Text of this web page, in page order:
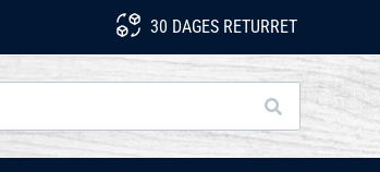
30 DAGES RETURRET